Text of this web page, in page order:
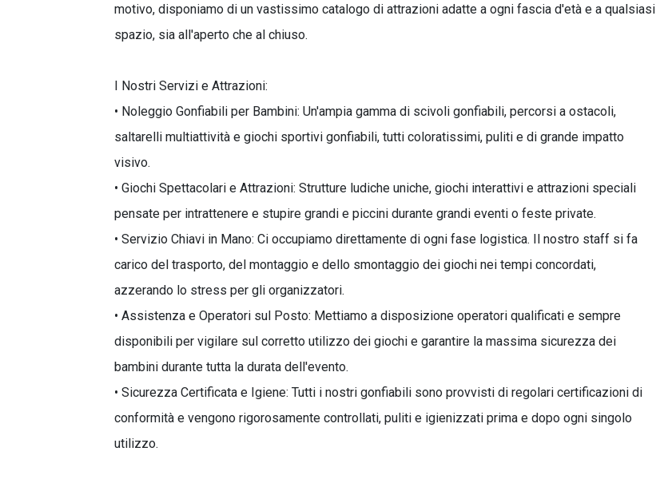
motivo, disponiamo di un vastissimo catalogo di attrazioni adatte a ogni fascia d'età e a qualsiasi
spazio, sia all'aperto che al chiuso.
I Nostri Servizi e Attrazioni:
• Noleggio Gonfiabili per Bambini: Un'ampia gamma di scivoli gonfiabili, percorsi a ostacoli,
saltarelli multiattività e giochi sportivi gonfiabili, tutti coloratissimi, puliti e di grande impatto
visivo.
• Giochi Spettacolari e Attrazioni: Strutture ludiche uniche, giochi interattivi e attrazioni speciali
pensate per intrattenere e stupire grandi e piccini durante grandi eventi o feste private.
• Servizio Chiavi in Mano: Ci occupiamo direttamente di ogni fase logistica. Il nostro staff si fa
carico del trasporto, del montaggio e dello smontaggio dei giochi nei tempi concordati,
azzerando lo stress per gli organizzatori.
• Assistenza e Operatori sul Posto: Mettiamo a disposizione operatori qualificati e sempre
disponibili per vigilare sul corretto utilizzo dei giochi e garantire la massima sicurezza dei
bambini durante tutta la durata dell'evento.
• Sicurezza Certificata e Igiene: Tutti i nostri gonfiabili sono provvisti di regolari certificazioni di
conformità e vengono rigorosamente controllati, puliti e igienizzati prima e dopo ogni singolo
utilizzo.